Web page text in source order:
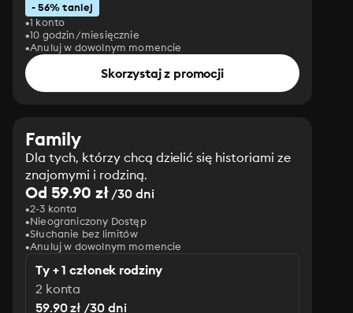
- 56% taniej
1 konto
10 godzin/miesięcznie
Anuluj w dowolnym momencie
Skorzystaj z promocji
Family
Dla tych, którzy chcą dzielić się historiami ze
znajomymi i rodziną.
Od 59.90 zł/30 dni
2-3 konta
Nieograniczony Dostęp
Słuchanie bez limitów
Anuluj w dowolnym momencie
Ty + 1 członek rodziny
2 konta
59.90 zł /30 dni